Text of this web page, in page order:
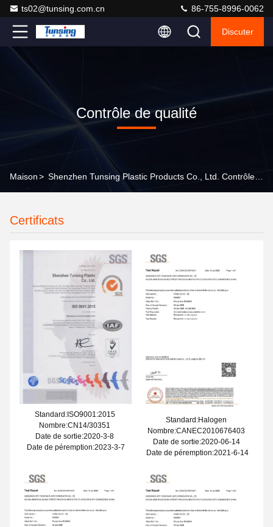
ts02@tunsing.com.cn 86-755-8996-0062
Discuter
Contrôle de qualité
Maison>
Certificats
Standard:ISO9001:2015
Nombre:CN14/30351
Date de sortie:2020-3-8
Date de péremption:2023-3-7
Standard:Halogen
Nombre:CANEC2010676403
Date de sortie:2020-06-14
Date de péremption:2021-6-14